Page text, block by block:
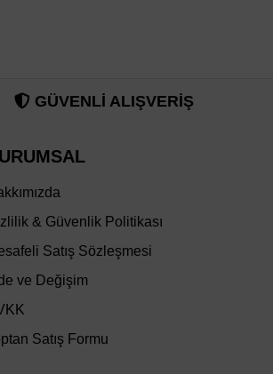
GÜVENLİ ALIŞVERİŞ
& Güvenlik Politikası
Satış Sözleşmesi
ve Değişim
Satış Formu